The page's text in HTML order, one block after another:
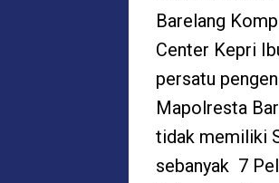
Barelang
Center Kepri
persatu
Mapolresta
tidak memiliki
sebanyak 7